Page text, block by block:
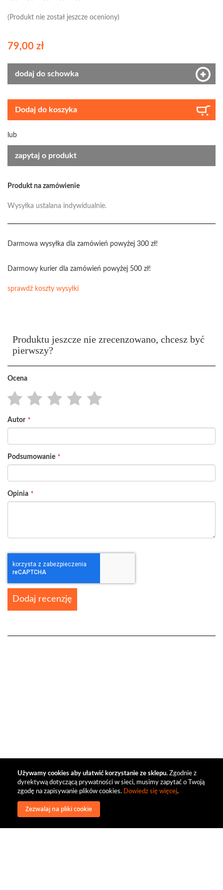
Używamy cookies aby ułatwić korzystanie ze sklepu. Zgodnie z
dyrektywą dotyczącą prywatności w sieci, musimy zapytać o Twoją
zgodę na zapisywanie plików cookies. Dowiedz się więcej.
Zezwalaj na pliki cookie
(Produkt nie został jeszcze oceniony)
79,00 zł
dodaj do schowka
Dodaj do koszyka
lub
zapytaj o produkt
Produkt na zamówienie
Wysyłka ustalana indywidualnie.
Darmowa wysyłka dla zamówień powyżej 300 zł!
Darmowy kurier dla zamówień powyżej 500 zł!
sprawdź koszty wysyłki
Produktu jeszcze nie zrecenzowano, chcesz być
pierwszy?
Ocena
star
stars
stars
stars
stars
Autor
Podsumowanie
Opinia
Dodaj recenzję